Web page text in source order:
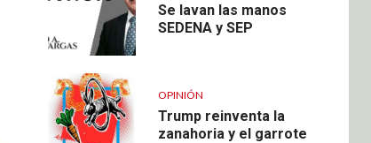
Se lavan las manos
SEDENA y SEP
OPINIÓN
Trump reinventa la
zanahoria y el garrote